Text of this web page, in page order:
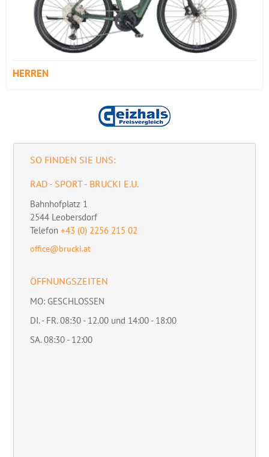
HERREN
SO FINDEN SIE UNS:
RAD - SPORT - BRUCKI E.U.
Bahnhofplatz 1
2544 Leobersdorf
Telefon +43 (0) 2256 215 02
office@brucki.at
ÖFFNUNGSZEITEN
MO: GESCHLOSSEN
DI. - FR. 08:30 - 12.00 und 14:00 - 18:00
SA. 08:30 - 12:00